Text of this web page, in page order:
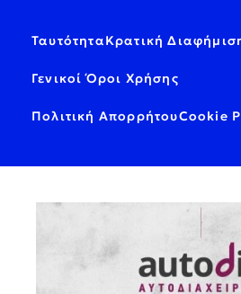
ΤαυτότηταΚρατική
Γενικοί Όροι Χρήσης
Πολιτική ΑπορρήτουCookie